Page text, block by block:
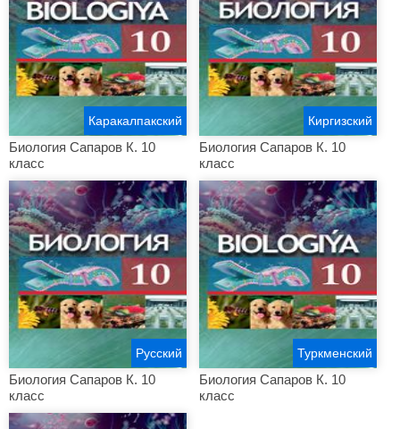
Биология Сапаров К. 10
класс
Каракалпакский
Биология Сапаров К. 10
класс
Киргизский
Биология Сапаров К. 10
класс
Русский
Биология Сапаров К. 10
класс
Туркменский